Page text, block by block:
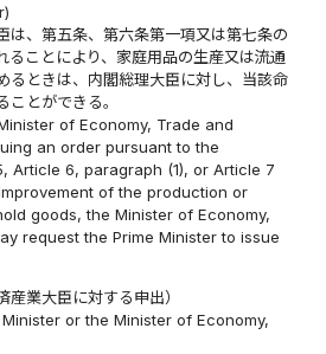
は、第五条、第六条第一項又は第七条の
ることにより、家庭用品の生産又は流通
るときは、内閣総理大臣に対し、当該命
ことができる。
of Economy, Trade and
an order pursuant to the
Article 6, paragraph (1), or Article 7
of the production or
goods, the Minister of Economy,
request the Prime Minister to issue
産業大臣に対する申出）
or the Minister of Economy,